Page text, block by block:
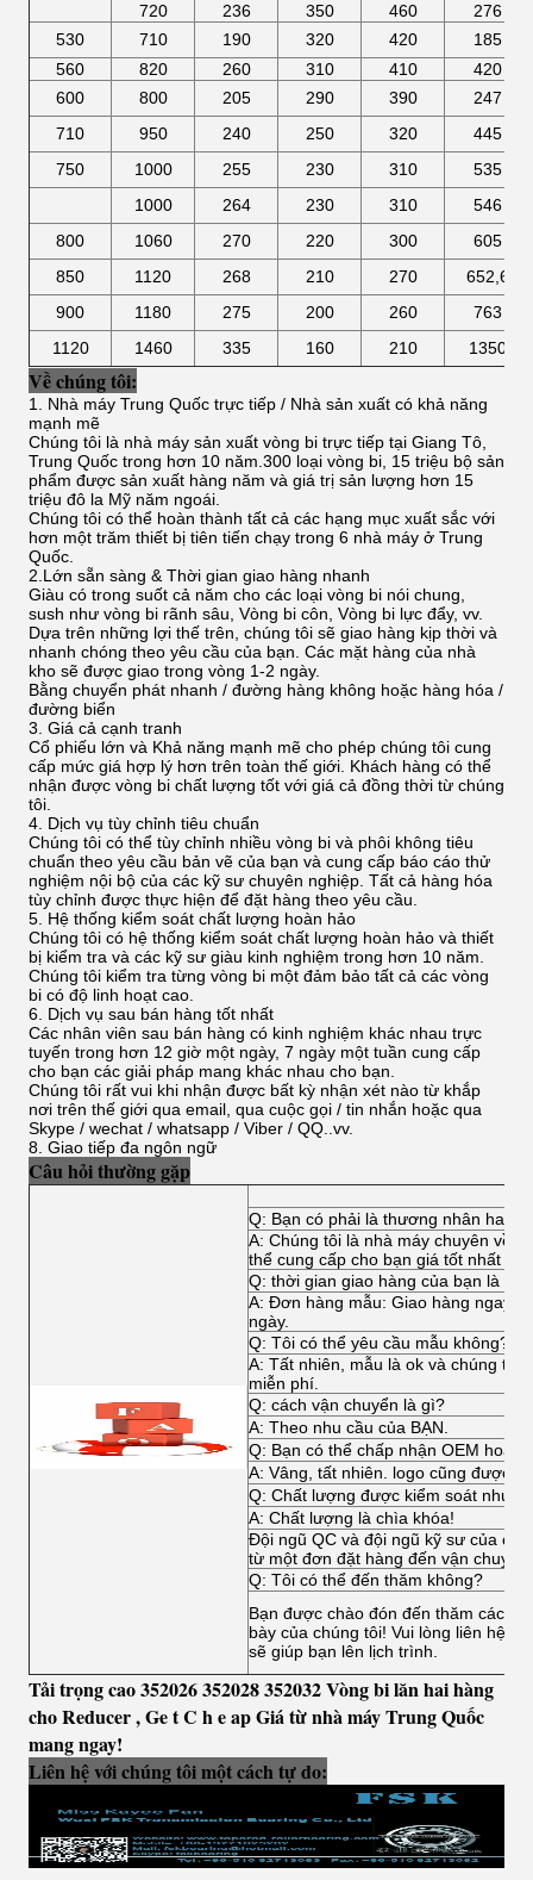
720
236 350 460
276
530
710 190 320 420
185
560
820 260 310 410
420
600
800 205 290 390
247
710
950 240 250 320
445
750
1000 255 230 310
535
1000
264 230 310
546
800
1060 270 220 300
605
850
1120 268 210 270
652,6
900
1180 275 200 260
763
1120
1460 335 160 210 1350
Về chúng tôi:
1. Nhà máy Trung Quốc trực tiếp / Nhà sản xuất có khả năng
mạnh mẽ
Chúng tôi là nhà máy sản xuất vòng bi trực tiếp tại Giang Tô,
Trung Quốc trong hơn 10 năm.300 loại vòng bi, 15 triệu bộ sản
phẩm được sản xuất hàng năm và giá trị sản lượng hơn 15
triệu đô la Mỹ năm ngoái.
Chúng tôi có thể hoàn thành tất cả các hạng mục xuất sắc với
hơn một trăm thiết bị tiên tiến chạy trong 6 nhà máy ở Trung
Quốc.
2.Lớn sẵn sàng & Thời gian giao hàng nhanh
Giàu có trong suốt cả năm cho các loại vòng bi nói chung,
sush như vòng bi rãnh sâu, Vòng bi côn, Vòng bi lực đẩy, vv.
Dựa trên những lợi thế trên, chúng tôi sẽ giao hàng kịp thời và
nhanh chóng theo yêu cầu của bạn. Các mặt hàng của nhà
kho sẽ được giao trong vòng 1-2 ngày.
Bằng chuyển phát nhanh / đường hàng không hoặc hàng hóa /
đường biển
3. Giá cả cạnh tranh
Cổ phiếu lớn và Khả năng mạnh mẽ cho phép chúng tôi cung
cấp mức giá hợp lý hơn trên toàn thế giới. Khách hàng có thể
nhận được vòng bi chất lượng tốt với giá cả đồng thời từ chúng
tôi.
4. Dịch vụ tùy chỉnh tiêu chuẩn
Chúng tôi có thể tùy chỉnh nhiều vòng bi và phôi không tiêu
chuẩn theo yêu cầu bản vẽ của bạn và cung cấp báo cáo thử
nghiệm nội bộ của các kỹ sư chuyên nghiệp. Tất cả hàng hóa
tùy chỉnh được thực hiện để đặt hàng theo yêu cầu.
5. Hệ thống kiểm soát chất lượng hoàn hảo
Chúng tôi có hệ thống kiểm soát chất lượng hoàn hảo và thiết
bị kiểm tra và các kỹ sư giàu kinh nghiệm trong hơn 10 năm.
Chúng tôi kiểm tra từng vòng bi một đảm bảo tất cả các vòng
bi có độ linh hoạt cao.
6. Dịch vụ sau bán hàng tốt nhất
Các nhân viên sau bán hàng có kinh nghiệm khác nhau trực
tuyến trong hơn 12 giờ một ngày, 7 ngày một tuần cung cấp
cho bạn các giải pháp mang khác nhau cho bạn.
Chúng tôi rất vui khi nhận được bất kỳ nhận xét nào từ khắp
nơi trên thế giới qua email, qua cuộc gọi / tin nhắn hoặc qua
Skype / wechat / whatsapp / Viber / QQ..vv.
8. Giao tiếp đa ngôn ngữ
Câu hỏi thường gặp
Q: Bạn có phải là thương nhân hay
A: Chúng tôi là nhà máy chuyên về
thể cung cấp cho bạn giá tốt nhất và
Q: thời gian giao hàng của bạn là gì?
A: Đơn hàng mẫu: Giao hàng ngay,
ngày.
Q: Tôi có thể yêu cầu mẫu không?
A: Tất nhiên, mẫu là ok và chúng tôi
miễn phí.
Q: cách vận chuyển là gì?
A: Theo nhu cầu của BẠN.
Q: Bạn có thể chấp nhận OEM hoặc
A: Vâng, tất nhiên. logo cũng được
Q: Chất lượng được kiểm soát như
A: Chất lượng là chìa khóa!
Đội ngũ QC và đội ngũ kỹ sư của
từ một đơn đặt hàng đến vận chuyển.
Q: Tôi có thể đến thăm không?
Bạn được chào đón đến thăm các
bày của chúng tôi! Vui lòng liên hệ
sẽ giúp bạn lên lịch trình.
Tải trọng cao 352026 352028 352032 Vòng bi lăn hai hàng
cho Reducer,Get C heap Giá từ nhà máy Trung Quốc
mang ngay!
Liên hệ với chúng tôi một cách tự do: